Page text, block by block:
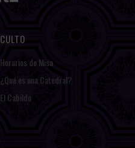
CULTO
Horarios de Misa
¿Qué es una Catedral?
El Cabildo